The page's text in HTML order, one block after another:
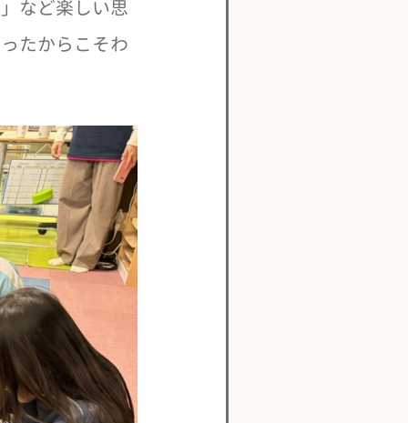
など楽しい思
たからこそわ